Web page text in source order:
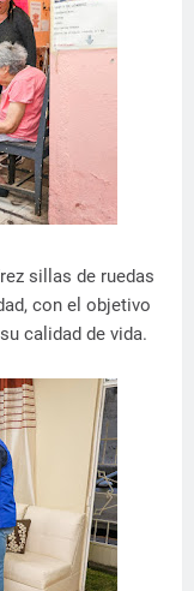
sillas de ruedas
con el objetivo
calidad de vida.